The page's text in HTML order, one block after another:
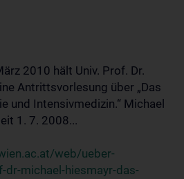
2010 hält Univ. Prof. Dr.
Antrittsvorlesung über „Das
und Intensivmedizin.“ Michael
1. 7. 2008...
web/ueber-
michael-hiesmayr-das-